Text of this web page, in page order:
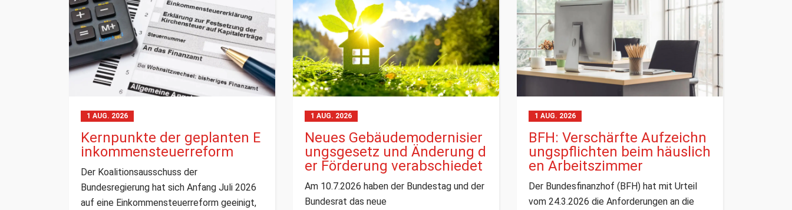
1 AUG. 2026
Kernpunkte der geplanten E
inkommensteuerreform
Der Koalitionsausschuss der
Bundesregierung hat sich Anfang Juli 2026
auf eine Einkommensteuerreform geeinigt,
1 AUG. 2026
Neues Gebäude­moderni­sier
ungs­gesetz und Änderung d
er Förderung verabschiedet
Am 10.7.2026 haben der Bundestag und der
Bundesrat das neue
1 AUG. 2026
BFH: Verschärfte Aufzeichn
ungspflichten beim häuslich
en Arbeitszimmer
Der Bundesfinanzhof (BFH) hat mit Urteil
vom 24.3.2026 die Anforderungen an die